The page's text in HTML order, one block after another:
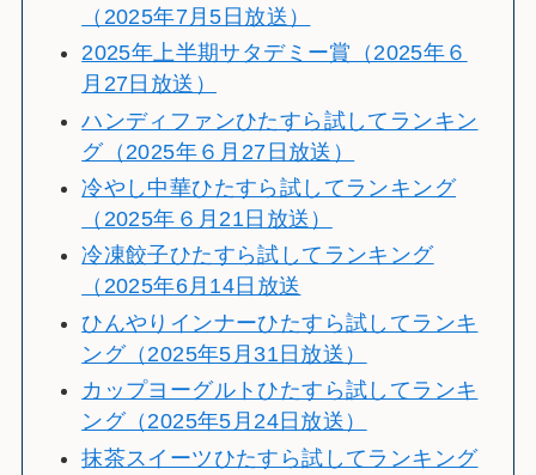
（2025年7月5日放送）
2025年上半期サタデミー賞（2025年６
月27日放送）
ハンディファンひたすら試してランキン
グ（2025年６月27日放送）
冷やし中華ひたすら試してランキング
（2025年６月21日放送）
冷凍餃子ひたすら試してランキング
（2025年6月14日放送
ひんやりインナーひたすら試してランキ
ング（2025年5月31日放送）
カップヨーグルトひたすら試してランキ
ング（2025年5月24日放送）
抹茶スイーツひたすら試してランキング